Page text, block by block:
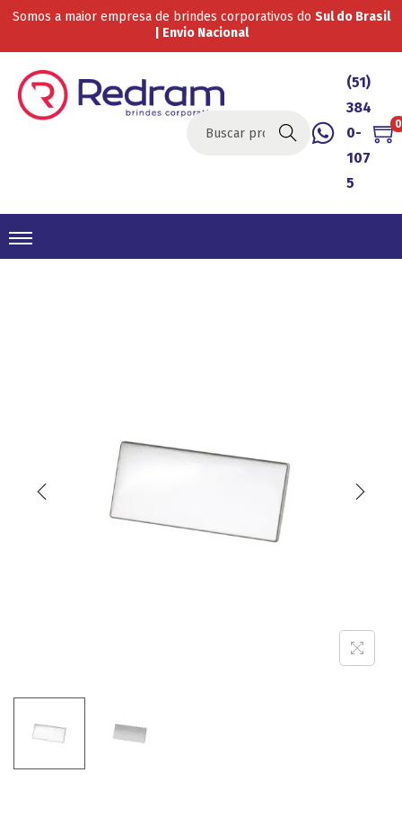
Somos a maior empresa de brindes corporativos do Sul do Brasil
| Envio Nacional
Buscar
(51)
384
0-
107
5
0